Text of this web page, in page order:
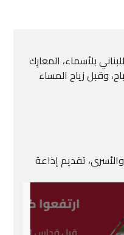
بلأسماء، المعارِك
وقبل زياح المساء
تقديم إذاعة